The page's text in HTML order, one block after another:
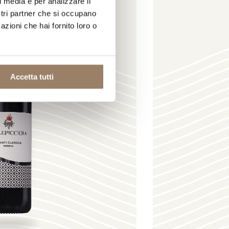
partner che si occupano
che hai fornito loro o
Accetta tutti